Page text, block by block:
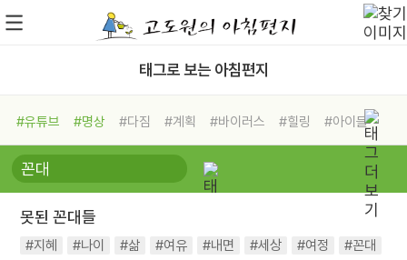
태그로 보는 아침편지
#유튜브 #명상 #다짐 #계획 #바이러스 #힐링
#아이들
#비전캠프
#독서캠프 #삶
#희망
#나눔 #친구 #링컨학교
#독서
#건강
못된 꼰대들
#지혜 #나이 #삶 #여유 #내면 #세상 #여정
#꼰대